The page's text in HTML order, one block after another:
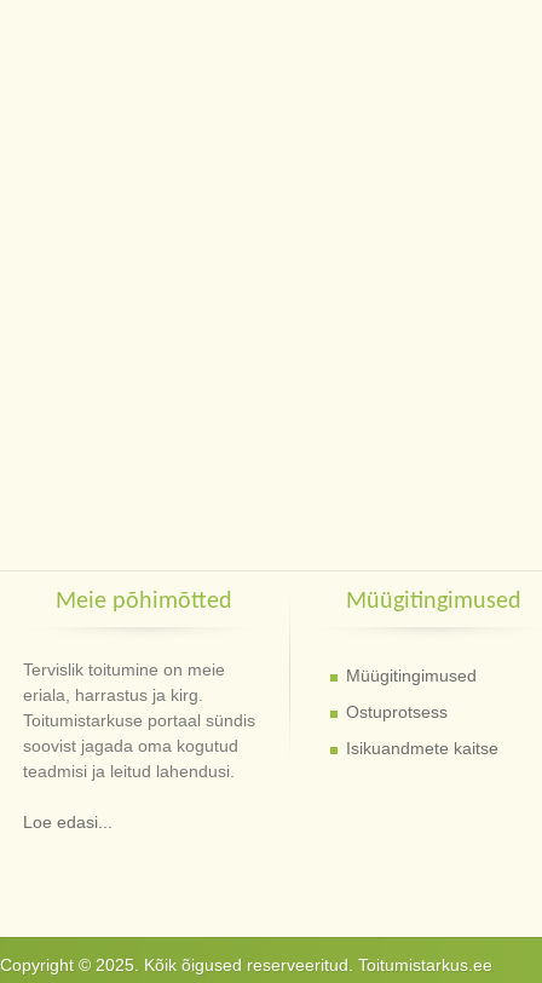
Meie põhimõtted
Tervislik toitumine on meie
eriala, harrastus ja kirg.
Toitumistarkuse portaal sündis
soovist jagada oma kogutud
teadmisi ja leitud lahendusi.
Loe edasi...
Müügitingimused
Müügitingimused
Ostuprotsess
Isikuandmete kaitse
Copyright © 2025. Kõik õigused reserveeritud. Toitumistarkus.ee